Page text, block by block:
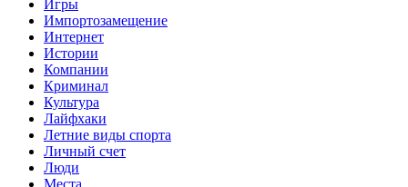
Игры
Импортозамещение
Интернет
Истории
Компании
Криминал
Культура
Лайфхаки
Летние виды спорта
Личный счет
Люди
Места